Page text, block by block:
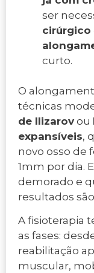
ser
cirúrgico
curto.
O
técnicas
de Ilizarov ou
expansíveis,
novo osso de
1mm por dia.
demorado e
resultados
A fisioterapia
as fases:
reabilitação
muscular,